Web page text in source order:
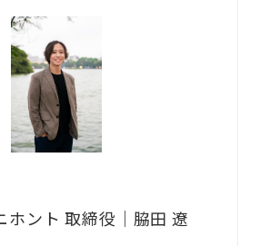
ホント 取締役｜脇田 遼